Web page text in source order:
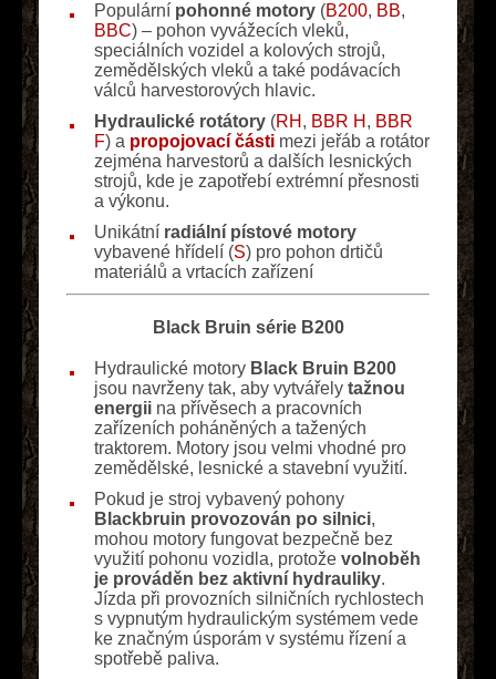
Populární pohonné motory (B200, BB,
BBC) – pohon vyvážecích vleků,
speciálních vozidel a kolových strojů,
zemědělských vleků a také podávacích
válců harvestorových hlavic.
Hydraulické rotátory (RH , BBR H , BBR
F) a propojovací části mezi jeřáb a rotátor
zejména harvestorů a dalších lesnických
strojů, kde je zapotřebí extrémní přesnosti
a výkonu.
Unikátní radiální pístové motory
vybavené hřídelí (S) pro pohon drtičů
materiálů a vrtacích zařízení
Black Bruin série B200
Hydraulické motory Black Bruin B200
jsou navrženy tak, aby vytvářely tažnou
energii na přívěsech a pracovních
zařízeních poháněných a tažených
traktorem. Motory jsou velmi vhodné pro
zemědělské, lesnické a stavební využití.
Pokud je stroj vybavený pohony
Blackbruin provozován po silnici,
mohou motory fungovat bezpečně bez
využití pohonu vozidla, protože volnoběh
je prováděn bez aktivní hydrauliky.
Jízda při provozních silničních rychlostech
s vypnutým hydraulickým systémem vede
ke značným úsporám v systému řízení a
spotřebě paliva.